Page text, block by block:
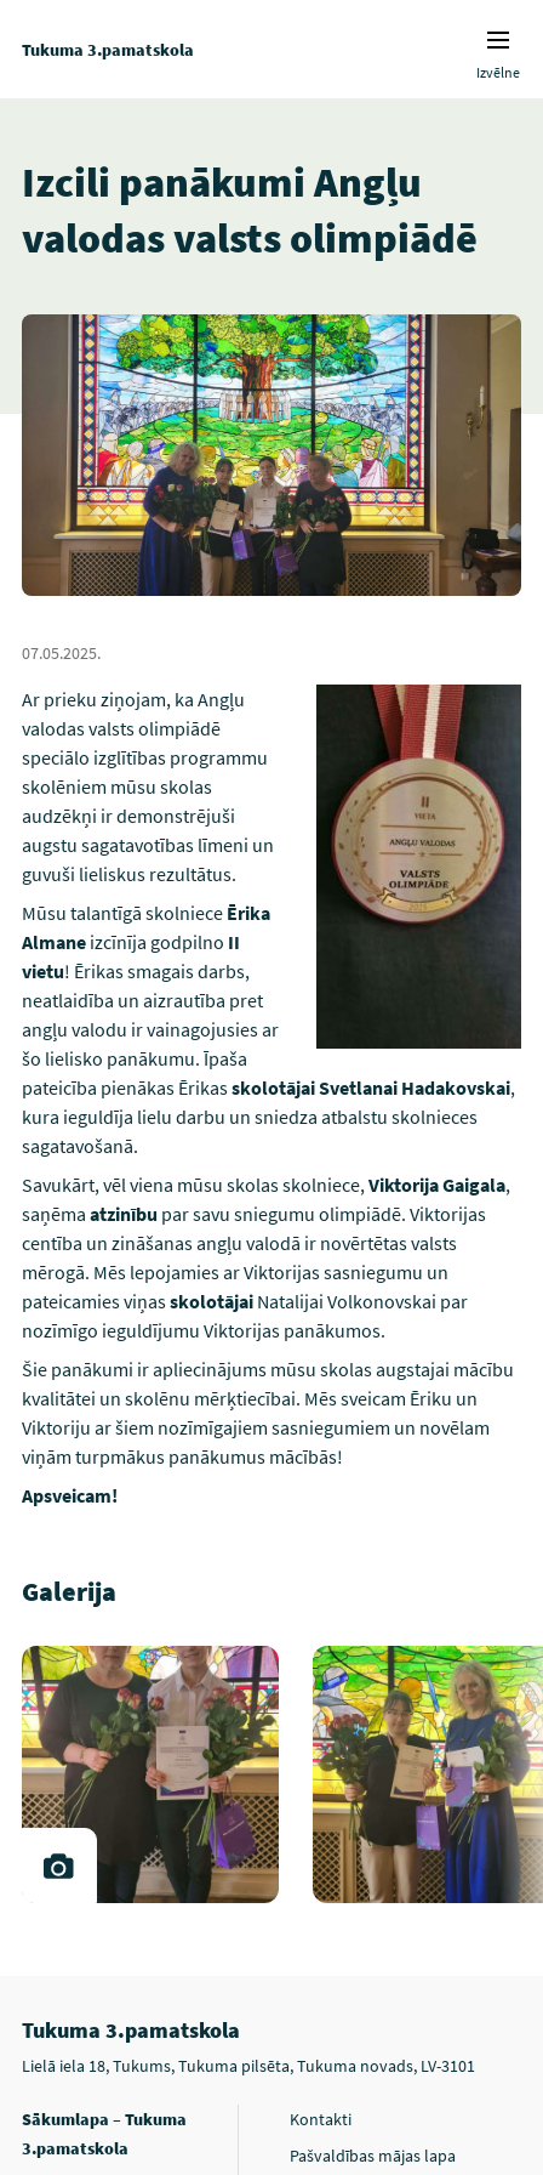
Tukuma 3.pamatskola
Izvēlne
Izcili panākumi Angļu
valodas valsts olimpiādē
07.05.2025.
Ar prieku ziņojam, ka Angļu
valodas valsts olimpiādē
speciālo izglītības programmu
skolēniem mūsu skolas
audzēkņi ir demonstrējuši
augstu sagatavotības līmeni un
guvuši lieliskus rezultātus.
Mūsu talantīgā skolniece Ērika
Almaneizcīnīja godpilno II
vietu! Ērikas smagais darbs,
neatlaidība un aizrautība pret
angļu valodu ir vainagojusies ar
šo lielisko panākumu. Īpaša
pateicība pienākas Ērikasskolotājai Svetlanai Hadakovskai,
kura ieguldīja lielu darbu un sniedza atbalstu skolnieces
sagatavošanā.
Savukārt, vēl viena mūsu skolas skolniece,Viktorija Gaigala,
saņēma atzinību par savu sniegumu olimpiādē. Viktorijas
centība un zināšanas angļu valodā ir novērtētas valsts
mērogā. Mēs lepojamies ar Viktorijas sasniegumu un
pateicamies viņasskolotājai Natalijai Volkonovskai par
nozīmīgo ieguldījumu Viktorijas panākumos.
Šie panākumi ir apliecinājums mūsu skolas augstajai mācību
kvalitātei un skolēnu mērķtiecībai. Mēs sveicam Ēriku un
Viktoriju ar šiem nozīmīgajiem sasniegumiem un novēlam
viņām turpmākus panākumus mācībās!
Apsveicam!
Galerija
Tukuma 3.pamatskola
Lielā iela 18, Tukums, Tukuma pilsēta, Tukuma novads, LV-3101
Sākumlapa – Tukuma
3.pamatskola
Kontakti
Pašvaldības mājas lapa